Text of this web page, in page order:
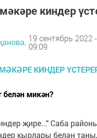
киндер
19 сентябрь 2022 -
09:09
микән?
җире..." Саба
кырлары белән